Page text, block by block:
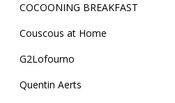
COCOONING BREAKFAST
Couscous at Home
G2Lofourno
Quentin Aerts